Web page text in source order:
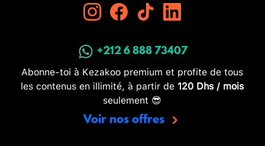
+212 6 888 73407
Abonne-toi à Kezakoo premium et profite de tous
les contenus en illimité, à partir de 120 Dhs / mois
seulement 😎
Voir nos offres